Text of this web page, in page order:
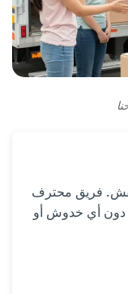
فريق محترف
دون أي خدوش أو